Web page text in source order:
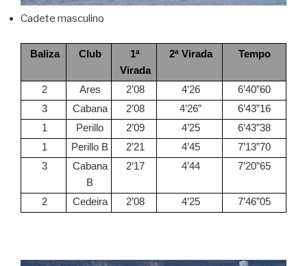
Cadete masculino
Baliza Club
1ª
Virada
2ª Virada Tempo
2 Ares 2’08 4’26
6’40”60
3
Cabana 2’08 4’26”
6’43”16
1
Perillo 2’09 4’25
6’43”38
1
Perillo B 2’21 4’45
7’13”70
3
Cabana
B
2’17 4’44 7’20”65
2 Cedeira 2’08 4’25 7’46”05